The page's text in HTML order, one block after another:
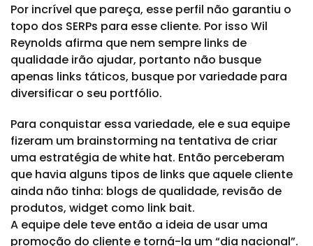
Por incrível que pareça, esse perfil não garantiu o
topo dos SERPs para esse cliente. Por isso Wil
Reynolds afirma que nem sempre links de
qualidade irão ajudar, portanto não busque
apenas links táticos, busque por variedade para
diversificar o seu portfólio.
Para conquistar essa variedade, ele e sua equipe
fizeram um brainstorming na tentativa de criar
uma estratégia de white hat. Então perceberam
que havia alguns tipos de links que aquele cliente
ainda não tinha: blogs de qualidade, revisão de
produtos, widget como link bait.
A equipe dele teve então a ideia de usar uma
promoção do cliente e torná-la um “dia nacional”.